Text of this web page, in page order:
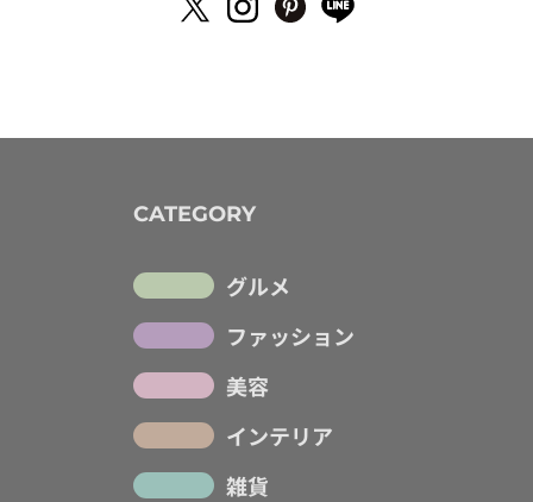
CATEGORY
グルメ
ファッション
美容
インテリア
雑貨